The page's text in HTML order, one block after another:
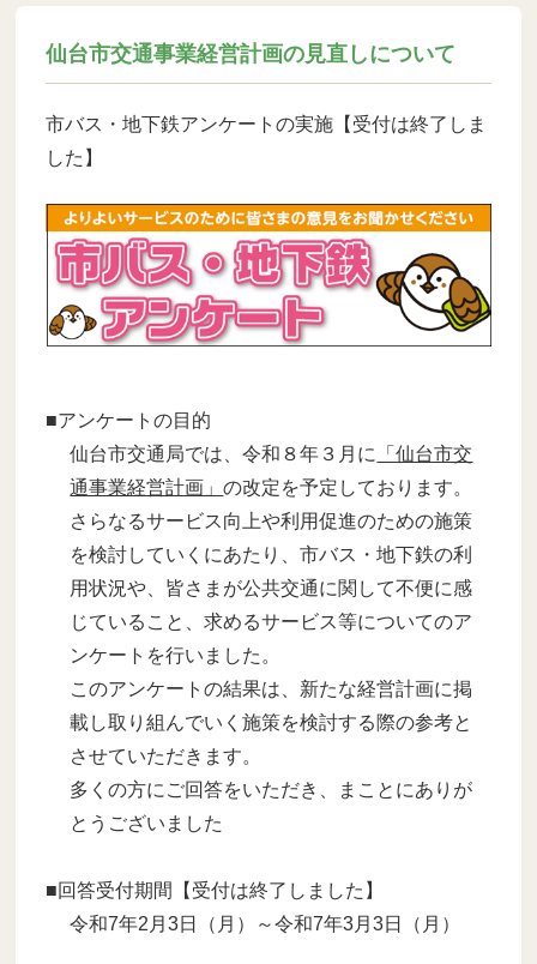
仙台市交通事業経営計画の見直しについて
市バス・地下鉄アンケートの実施【受付は終了しま
した】
■アンケートの目的
仙台市交通局では、令和８年３月に
「仙台市交
通事業経営計画」の改定を予定しております。
さらなるサービス向上や利用促進のための施策
を検討していくにあたり、市バス・地下鉄の利
用状況や、皆さまが公共交通に関して不便に感
じていること、求めるサービス等についてのア
ンケートを行いました。
このアンケートの結果は、新たな経営計画に掲
載し取り組んでいく施策を検討する際の参考と
させていただきます。
多くの方にご回答をいただき、まことにありが
とうございました
■回答受付期間【受付は終了しました】
令和7年2月3日（月）～令和7年3月3日（月）